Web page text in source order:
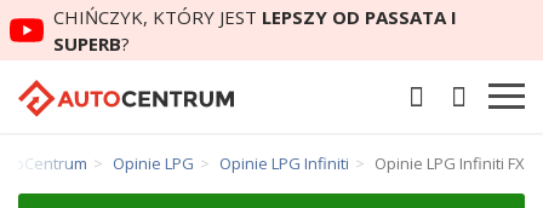
CHIŃCZYK, KTÓRY JEST LEPSZY OD PASSATA I
SUPERB?
Opinie LPG Opinie LPG Infiniti Opinie LPG Infiniti FX